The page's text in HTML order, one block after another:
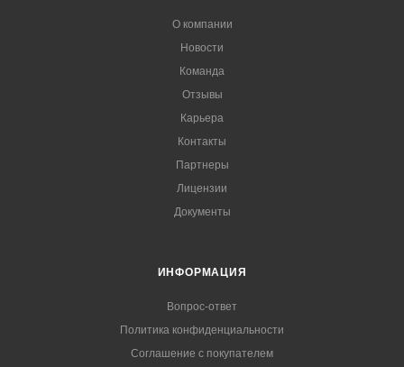
О компании
Новости
Команда
Отзывы
Карьера
Контакты
Партнеры
Лицензии
Документы
ИНФОРМАЦИЯ
Вопрос-ответ
Политика конфиденциальности
Соглашение с покупателем